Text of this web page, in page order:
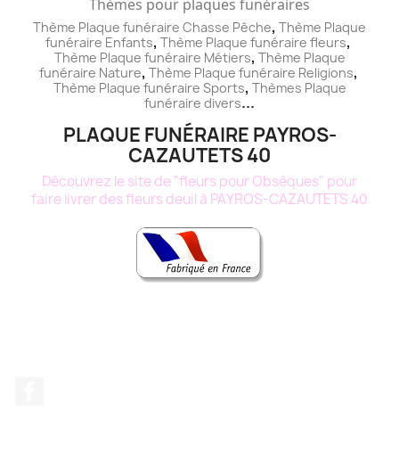
Thèmes pour plaques funéraires
Thème Plaque funéraire Chasse Pêche, Thème Plaque
funéraire Enfants, Thème Plaque funéraire fleurs,
Thème Plaque funéraire Métiers, Thème Plaque
funéraire Nature, Thème Plaque funéraire Religions,
Thème Plaque funéraire Sports, Thèmes Plaque
funéraire divers...
PLAQUE FUNÉRAIRE PAYROS-
CAZAUTETS 40
Découvrez le site de "fleurs pour Obsèques" pour
faire livrer des fleurs deuil à PAYROS-CAZAUTETS 40